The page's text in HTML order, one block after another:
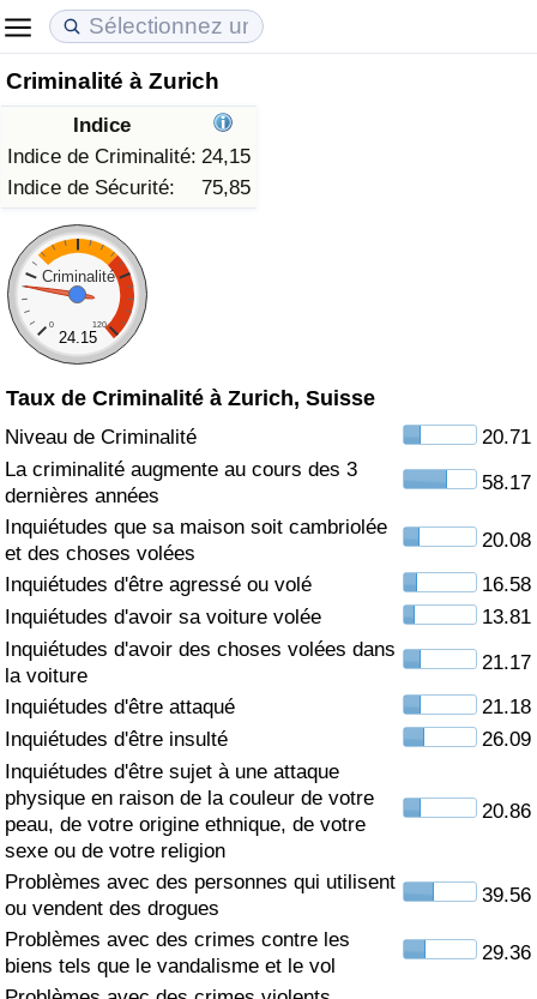
Criminalité à Zurich
Indice
Indice de Criminalité: 24,15
Indice de Sécurité:
75,85
Criminalité
0 120
24.15
Taux de Criminalité à Zurich, Suisse
Niveau de Criminalité
20.71
La criminalité augmente au cours des 3
dernières années
58.17
Inquiétudes que sa maison soit cambriolée
et des choses volées
20.08
Inquiétudes d'être agressé ou volé
16.58
Inquiétudes d'avoir sa voiture volée
13.81
Inquiétudes d'avoir des choses volées dans
la voiture
21.17
Inquiétudes d'être attaqué
21.18
Inquiétudes d'être insulté
26.09
Inquiétudes d'être sujet à une attaque
physique en raison de la couleur de votre
peau, de votre origine ethnique, de votre
sexe ou de votre religion
20.86
Problèmes avec des personnes qui utilisent
ou vendent des drogues
39.56
Problèmes avec des crimes contre les
biens tels que le vandalisme et le vol
29.36
Coût de la vie
Indice du Coût de la Vie (Actuel)
Indice du Coût de la Vie
Indice du coût de la vie par pays
à Akaba
Prix de l'immobilier
Indice des Prix de l'immobilier (Actuel)
Indice des Prix de l'immobilier
Indice des Prix de l'immobilier par Pays
Qualité de Vie
Indice de Qualité de Vie
Indice de Qualité de Vie (Actuel)
Indice de qualité de vie par pays
Criminalité
Indice de Criminalité (Actuel)
Indice de Criminalité
Indice de criminalité par pays
Soins de santé
Indice des soins de santé (Actuel)
Indice des soins de santé
Indice des soins de santé par Pays
Pollution
Indice de Pollution (Actuel)
Indice de pollution